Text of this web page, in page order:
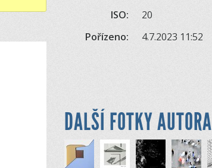
ISO:
20
Pořízeno:
4.7.2023 11:52
DALŠÍ FOTKY AUTORA